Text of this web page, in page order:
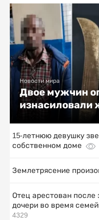
Новости мира
Двое мужчин
изнасиловали
15-летнюю девушку
собственном доме
Землетрясение
Отец арестован после
дочери во время
4329